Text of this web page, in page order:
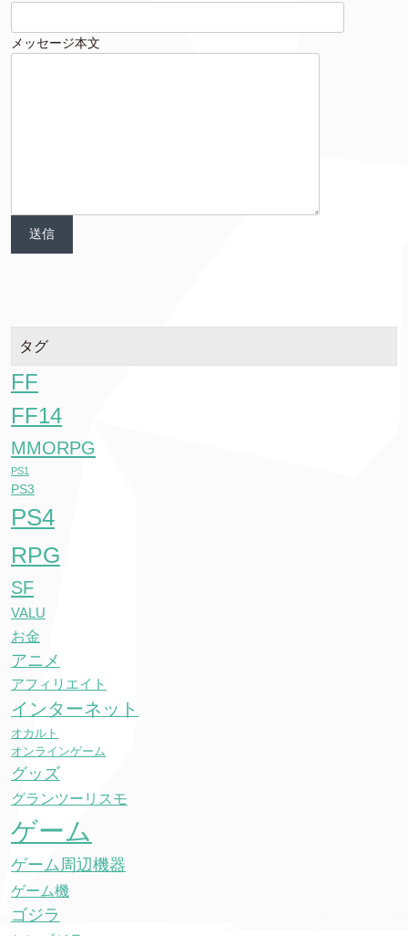
メッセージ本文
タグ
FF
FF14
MMORPG
PS1
PS3
PS4
RPG
SF
VALU
お金
アニメ
アフィリエイト
インターネット
オカルト
オンラインゲーム
グッズ
グランツーリスモ
ゲーム
ゲーム周辺機器
ゲーム機
ゴジラ